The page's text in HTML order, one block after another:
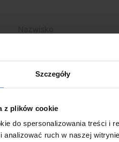
Szczegóły
z plików cookie
do spersonalizowania treści i
analizować ruch w naszej